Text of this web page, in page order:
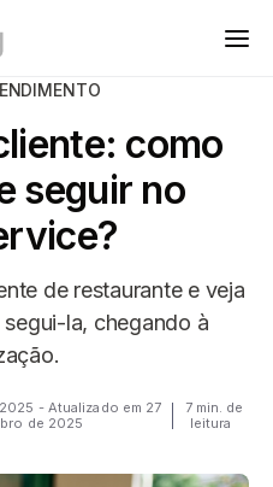
como
seguir no
de restaurante e veja
la, chegando à
- Atualizado em 27
de 2025
7 min. de
leitura